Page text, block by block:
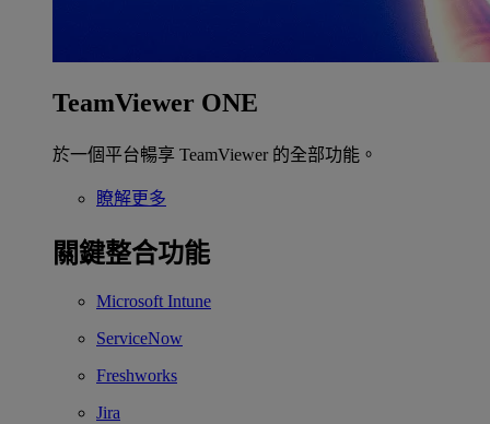
TeamViewer ONE
於一個平台暢享 TeamViewer 的全部功能。
瞭解更多
關鍵整合功能
Microsoft Intune
ServiceNow
Freshworks
Jira